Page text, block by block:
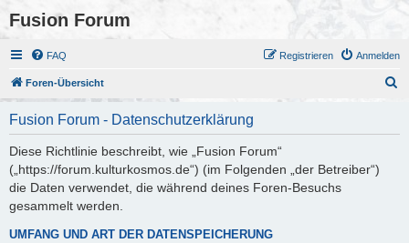
Fusion Forum
FAQ Anmelden
Registrieren
Foren-Übersicht
Fusion Forum - Datenschutzerklärung
Diese Richtlinie beschreibt, wie „Fusion Forum“
(„https://forum.kulturkosmos.de“) (im Folgenden „der Betreiber“)
die Daten verwendet, die während deines Foren-Besuchs
gesammelt werden.
UMFANG UND ART DER DATENSPEICHERUNG